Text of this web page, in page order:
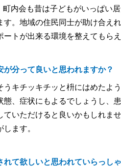
内会も昔は子どもがいっぱい
。地域の住民同士が助け合え
トが出来る環境を整えてもら
分って良いと思われますか？
キチッキチッと枡にはめたよ
、症状にもよるでしょうし、
いただけると良いかもしれま
ます。
て欲しいと思われていらっし